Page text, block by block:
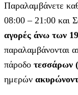
Παραλαμβάνετε
08:00 – 21:00 και
αγορές άνω των
παραλαμβάνονται
πάροδο τεσσάρων
ημερών